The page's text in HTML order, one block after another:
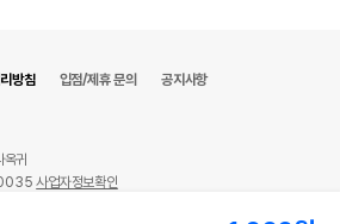
방침 입점/제휴 문의 공지사항
귀
사업자정보확인